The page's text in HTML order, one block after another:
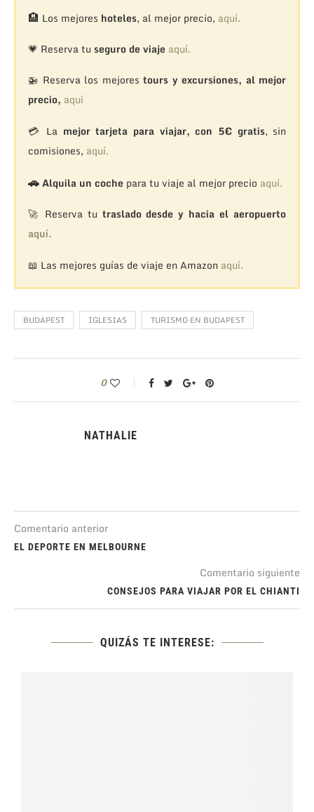
🏨 Los mejores hoteles, al mejor precio, aquí.
💗 Reserva tu seguro de viaje aquí.
🚁 Reserva los mejorestours y excursiones, al mejor
precio, aquí
💳 La mejor tarjeta para viajar, con 5€ gratis, sin
comisiones, aquí.
🚗Alquila un coche para tu viaje al mejor precio aquí.
🚀 Reserva tu traslado desde y hacia el aeropuerto
aquí.
📖 Las mejores guías de viaje en Amazon aquí.
BUDAPEST IGLESIAS TURISMO EN BUDAPEST
0
NATHALIE
Comentario anterior
EL DEPORTE EN MELBOURNE
Comentario siguiente
CONSEJOS PARA VIAJAR POR EL CHIANTI
QUIZÁS TE INTERESE: